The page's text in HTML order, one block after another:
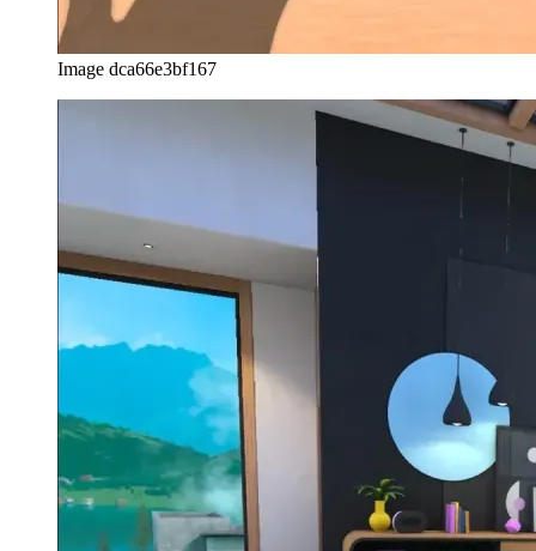
ることができます。残念ながら、この機能はスクリーンショ
ットに表示できません。
すべてをテストする
開発時の私の通常のセットアップは次のようになります。バ
ックグラウンドの音楽プレーヤー、画面の半分にVS Codeま
たはIntelliJ、残りの半分にブラウザー、Postman、または別の
アプリがあります。これはまさに私がVRで働く方法でもあ
ります。そして、それは機能しているだけです。
夢のような環境で、ヘッドホンを装着し、音楽を聴き、はる
かに大きな画面でコーディングを開始します。私は完全に
「現実から外れて」おり、仮想デスクトップエクスペリエン
スに完全に没頭しています。そして、私はそれが本当に好き
です。 Metaは、「実際の」デスクトップよりも実際に好む
仮想デスクトップの設計で素晴らしい仕事をしました。
VRで作業できる期間
Quest 2はMeta製の最も軽いVRデバイスの1つですが、それで